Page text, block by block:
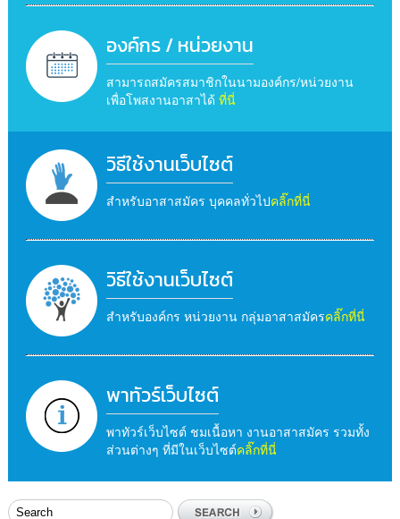
องค์กร / หน่วยงาน
สามารถสมัครสมาชิกในนามองค์กร/หน่วยงาน
เพื่อโพสงานอาสาได้ ที่นี่
วิธีใช้งานเว็บไซต์
สำหรับอาสาสมัคร บุคคลทั่วไปคลิ๊กที่นี่
วิธีใช้งานเว็บไซต์
สำหรับองค์กร หน่วยงาน กลุ่มอาสาสมัครคลิ๊กที่นี่
พาทัวร์เว็บไซต์
พาทัวร์เว็บไซต์ ชมเนื้อหา งานอาสาสมัคร รวมทั้ง
ส่วนต่างๆ ที่มีในเว็บไซต์คลิ๊กที่นี่